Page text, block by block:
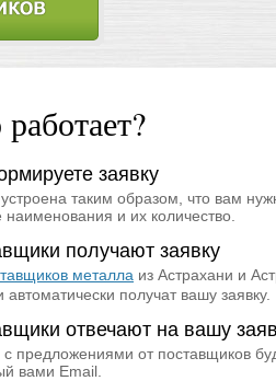
заявку
таким образом, что вам
и их количество.
получают заявку
металла из Астрахани и
автоматически получат вашу заявку.
отвечают на вашу
предложениями от поставщиков
вами Email.